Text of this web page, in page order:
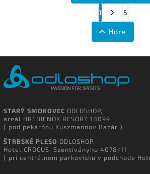
1 5
Hore
STARÝ SMOKOVEC ODLOSHOP,
areál HREBIENOK RESORT 18099
( pod pekárňou Kuszmannov Bazár )
ŠTRBSKÉ PLESO ODLOSHOP,
Hotel CROCUS, Szentiványho 4078/11
( pri centrálnom parkovisku v podchode